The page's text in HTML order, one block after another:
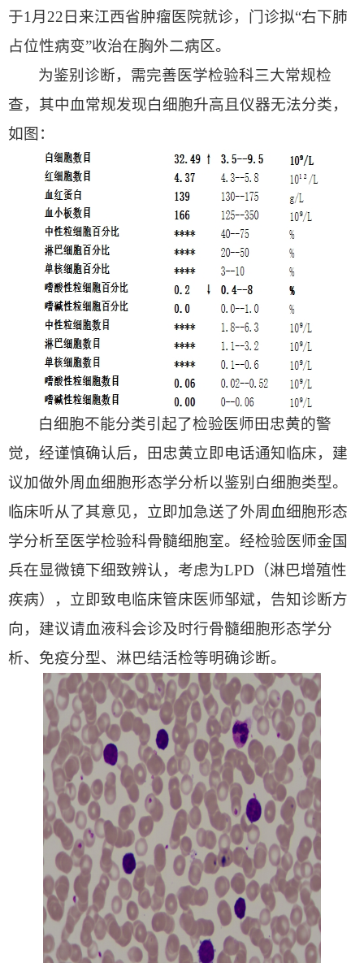
于1月22日来江西省肿瘤医院就诊，门诊拟“右下肺
占位性病变”收治在胸外二病区。
为鉴别诊断，需完善医学检验科三大常规检
查，其中血常规发现白细胞升高且仪器无法分类，
如图：
白细胞不能分类引起了检验医师田忠黄的警
觉，经谨慎确认后，田忠黄立即电话通知临床，建
议加做外周血细胞形态学分析以鉴别白细胞类型。
临床听从了其意见，立即加急送了外周血细胞形态
学分析至医学检验科骨髓细胞室。经检验医师金国
兵在显微镜下细致辨认，考虑为LPD（淋巴增殖性
疾病），立即致电临床管床医师邹斌，告知诊断方
向，建议请血液科会诊及时行骨髓细胞形态学分
析、免疫分型、淋巴结活检等明确诊断。